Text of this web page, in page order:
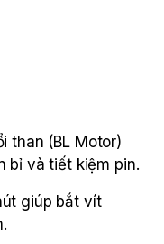
than (BL Motor)
bỉ và tiết kiệm pin.
giúp bắt vít